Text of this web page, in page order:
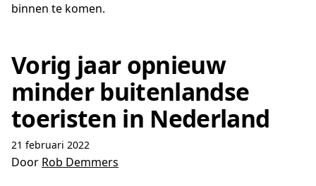
binnen te komen.
Vorig jaar opnieuw
minder buitenlandse
toeristen in Nederland
21 februari 2022
Door Rob Demmers